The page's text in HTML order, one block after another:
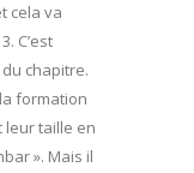
cela va
C’est
du chapitre.
formation
leur taille en
». Mais il